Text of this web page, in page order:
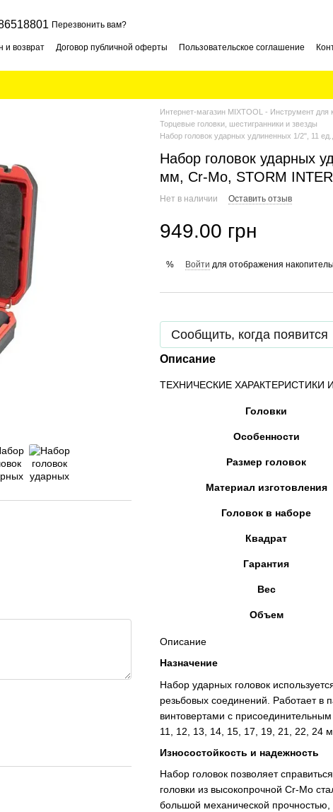
Перезвонить вам?
и возврат Договор публичной оферты Пользовательское соглашение
Интернет-магазин MIXTOOL - Инструмент для
Торцевые головки, шестигранники и звезды
Набор головок ударных удлиненных 1/2", 11
Набор головок ударных
мм, Cr-Mo, STORM
Нет в наличии Оставить отзыв
949.00 грн
% Войти для отображения
Сообщить, когда появится
Описание
ТЕХНИЧЕСКИЕ ХАРАКТЕРИСТИКИ
Головки
Особенности
Размер головок
Материал изготовления
Головок в наборе
Квадрат
Гарантия
Вес
Объем
Описание
Назначение
Набор ударных головок
резьбовых соединений. Работает в
винтовертами с
11, 12, 13, 14, 15, 17, 19, 21, 22, 24
Износостойкость и надежность
Набор головок позволяет
головки из высокопрочной Cr-Mo
большой механической прочностью,